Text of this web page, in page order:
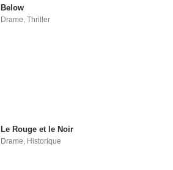
Below
Drame,Thriller
Le Rouge et le Noir
Drame, Historique